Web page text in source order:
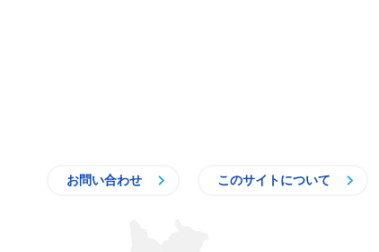
お問い合わせ このサイトについて